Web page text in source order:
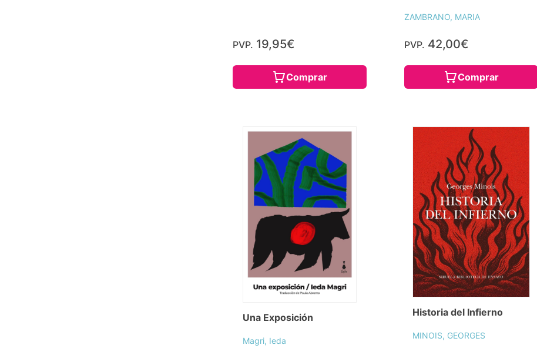
PVP. 19,95€
Comprar
ZAMBRANO, MARIA
PVP. 42,00€
Comprar
Una Exposición
Magri, Ieda
Historia del Infierno
MINOIS, GEORGES